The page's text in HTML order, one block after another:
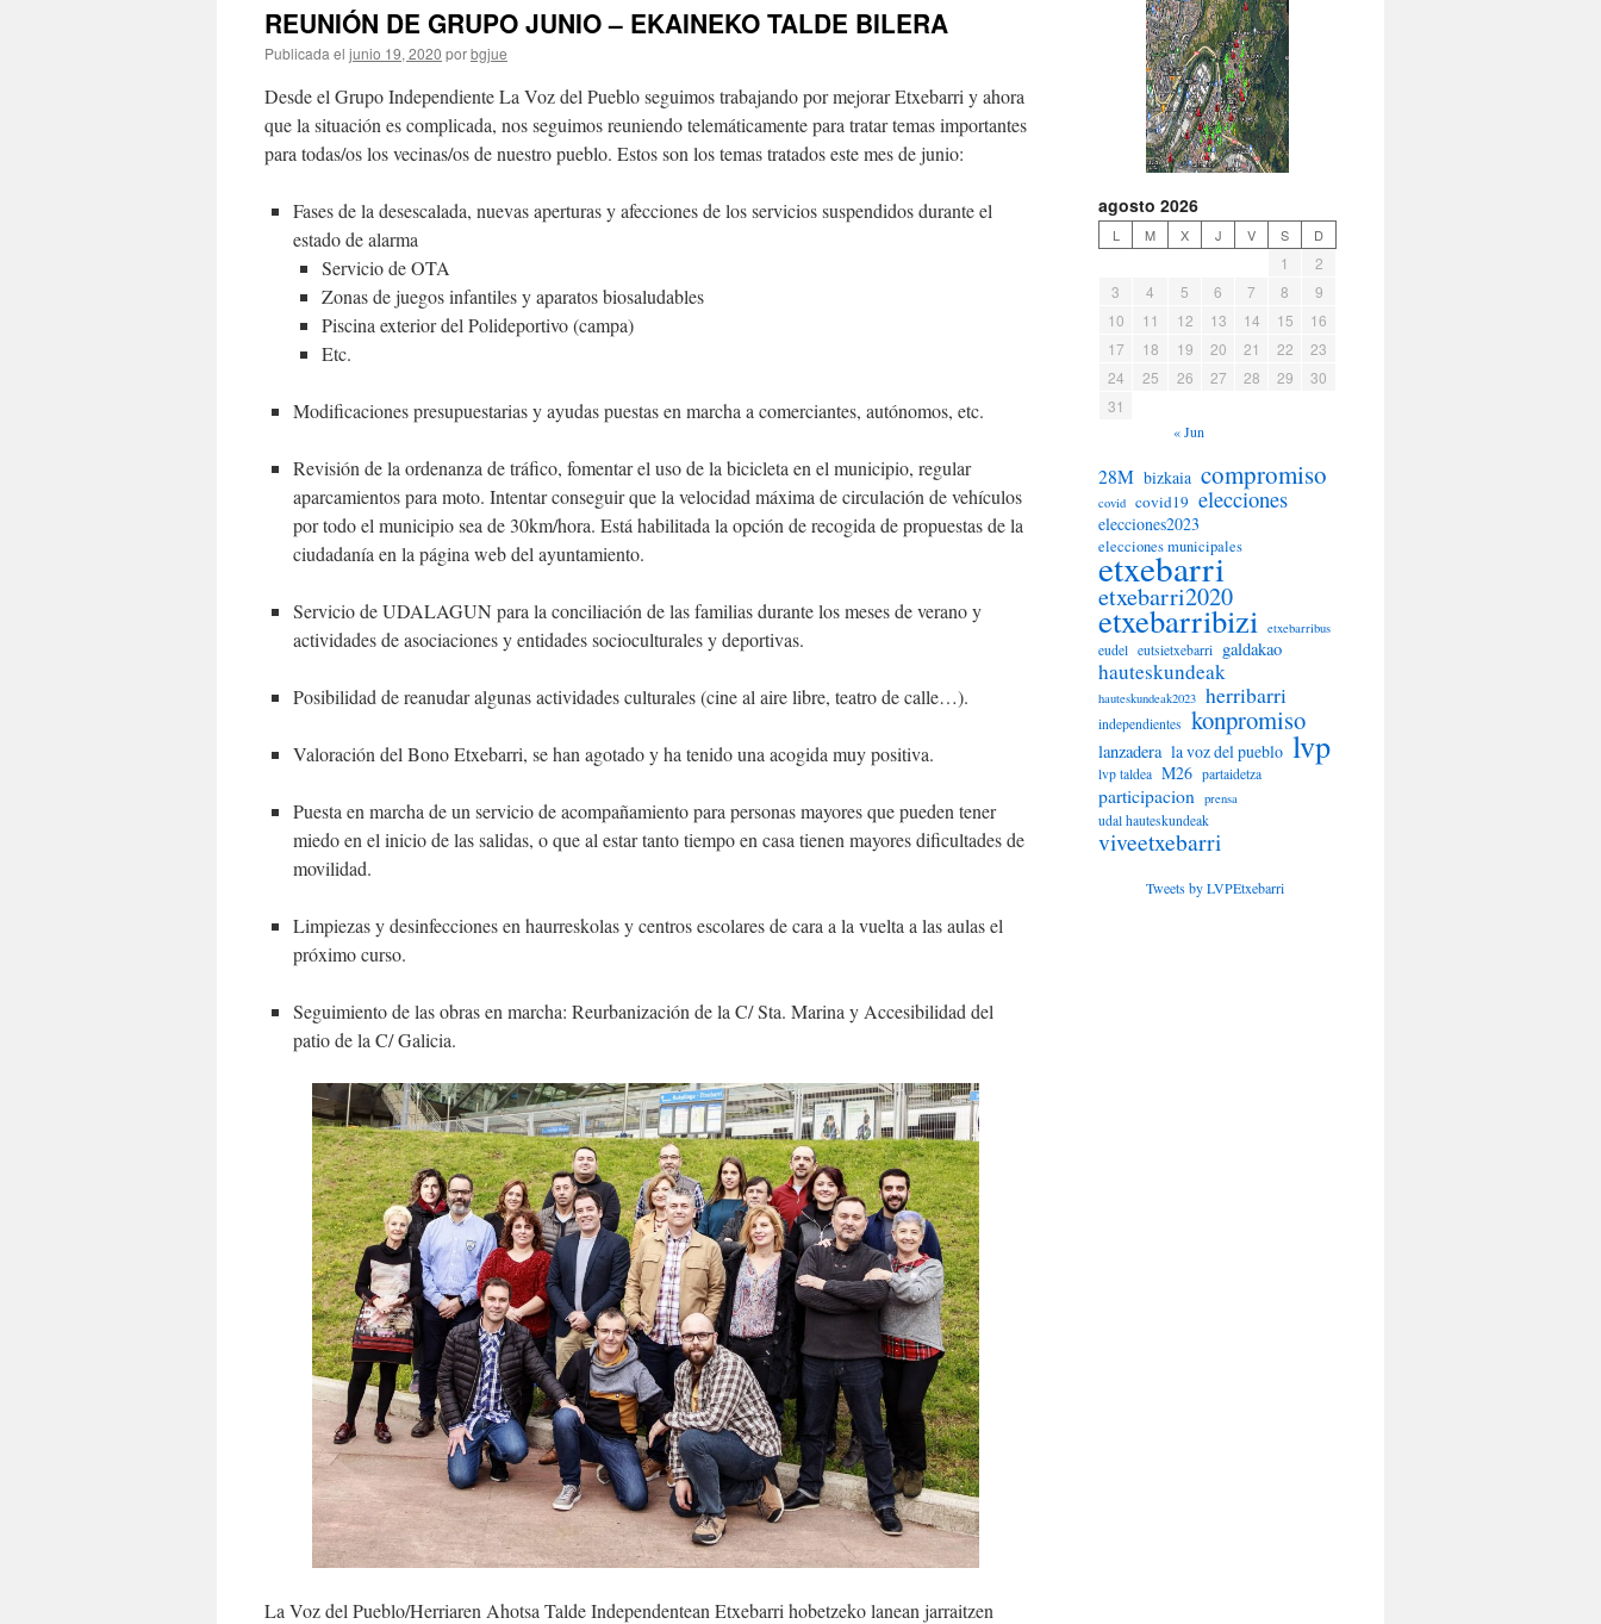
REUNIÓN DE GRUPO JUNIO – EKAINEKO TALDE BILERA
Publicada el junio 19, 2020 porbgjue
Desde el Grupo Independiente La Voz del Pueblo seguimos trabajando por mejorar Etxebarri y ahora
que la situación es complicada, nos seguimos reuniendo telemáticamente para tratar temas importantes
para todas/os los vecinas/os de nuestro pueblo. Estos son los temas tratados este mes de junio:
Fases de la desescalada, nuevas aperturas y afecciones de los servicios suspendidos durante el
estado de alarma
Servicio de OTA
Zonas de juegos infantiles y aparatos biosaludables
Piscina exterior del Polideportivo (campa)
Etc.
Modificaciones presupuestarias y ayudas puestas en marcha a comerciantes, autónomos, etc.
Revisión de la ordenanza de tráfico, fomentar el uso de la bicicleta en el municipio, regular
aparcamientos para moto. Intentar conseguir que la velocidad máxima de circulación de vehículos
por todo el municipio sea de 30km/hora. Está habilitada la opción de recogida de propuestas de la
ciudadanía en la página web del ayuntamiento.
Servicio de UDALAGUN para la conciliación de las familias durante los meses de verano y
actividades de asociaciones y entidades socioculturales y deportivas.
Posibilidad de reanudar algunas actividades culturales (cine al aire libre, teatro de calle…).
Valoración del Bono Etxebarri, se han agotado y ha tenido una acogida muy positiva.
Puesta en marcha de un servicio de acompañamiento para personas mayores que pueden tener
miedo en el inicio de las salidas, o que al estar tanto tiempo en casa tienen mayores dificultades de
movilidad.
Limpiezas y desinfecciones en haurreskolas y centros escolares de cara a la vuelta a las aulas el
próximo curso.
Seguimiento de las obras en marcha: Reurbanización de la C/ Sta. Marina y Accesibilidad del
patio de la C/ Galicia.
La Voz del Pueblo/Herriaren Ahotsa Talde Independentean Etxebarri hobetzeko lanean jarraitzen
agosto 2026
L M X J V S D
1
2
3
4 5 6 7 8
9
10
11 12 13 14 15
16
17
18 19 20 21 22
23
24
25 26 27 28 29
30
31
« Jun
28M bizkaia compromiso
covid covid19 elecciones
elecciones2023
elecciones municipales
etxebarri
etxebarri2020
etxebarribizi etxebarribus
eudel eutsietxebarri galdakao
hauteskundeak
hauteskundeak2023 herribarri
independientes konpromiso
lanzadera la voz del pueblo lvp
lvp taldea M26 partaidetza
participacion prensa
udal hauteskundeak
viveetxebarri
Tweets by LVPEtxebarri